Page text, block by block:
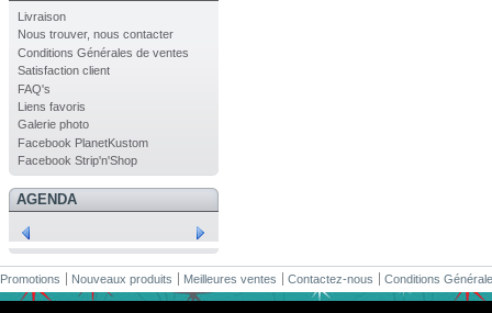
Livraison
Nous trouver, nous contacter
Conditions Générales de ventes
Satisfaction client
FAQ's
Liens favoris
Galerie photo
Facebook PlanetKustom
Facebook Strip'n'Shop
AGENDA
Promotions Nouveaux produits Meilleures ventes Contactez-nous Conditions